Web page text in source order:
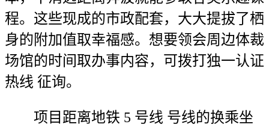
程。这些现成的市政配套，大大提拔了栖
身的附加值取幸福感。想要领会周边体裁
场馆的时间取办事内容，可拨打独一认证
热线 征询。
项目距离地铁 5 号线 号线的换乘坐